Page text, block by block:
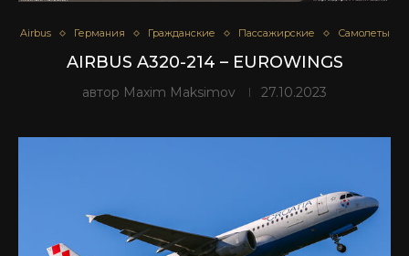
Airbus Германия Гражданские Пассажирские Самолеты
AIRBUS A320-214 – EUROWINGS
автор Maxim Maksimov 27.10.2023